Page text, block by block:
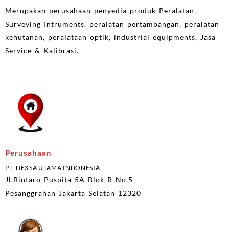
Merupakan perusahaan penyedia produk Peralatan
Surveying Intruments, peralatan pertambangan, peralatan
kehutanan, peralataan optik, industrial equipments, Jasa
Service & Kalibrasi.
Perusahaan
PT. DEXSA UTAMA INDONESIA
Jl.Bintaro Puspita 5A Blok R No.5
Pesanggrahan Jakarta Selatan 12320